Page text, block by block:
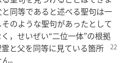
同等であると述べる聖句は一
のような聖句があったとして
，せいぜい“二位一体”の根拠
と父を同等に見ている箇所
。